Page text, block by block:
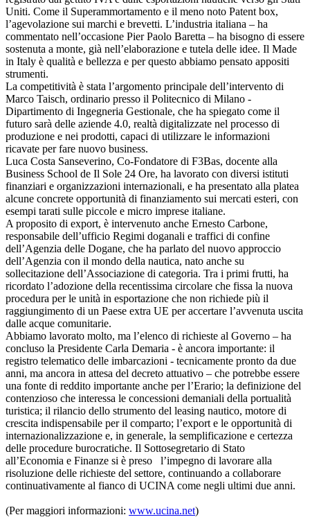
Uniti. Come il Superammortamento e il meno noto Patent box,
l’agevolazione sui marchi e brevetti. L’industria italiana – ha
commentato nell’occasione Pier Paolo Baretta – ha bisogno di essere
sostenuta a monte, già nell’elaborazione e tutela delle idee. Il Made
in Italy è qualità e bellezza e per questo abbiamo pensato appositi
strumenti.
La competitività è stata l’argomento principale dell’intervento di
Marco Taisch, ordinario presso il Politecnico di Milano -
Dipartimento di Ingegneria Gestionale, che ha spiegato come il
futuro sarà delle aziende 4.0, realtà digitalizzate nel processo di
produzione e nei prodotti, capaci di utilizzare le informazioni
ricavate per fare nuovo business.
Luca Costa Sanseverino, Co-Fondatore di F3Bas, docente alla
Business School de Il Sole 24 Ore, ha lavorato con diversi istituti
finanziari e organizzazioni internazionali, e ha presentato alla platea
alcune concrete opportunità di finanziamento sui mercati esteri, con
esempi tarati sulle piccole e micro imprese italiane.
A proposito di export, è intervenuto anche Ernesto Carbone,
responsabile dell’ufficio Regimi doganali e traffici di confine
dell’Agenzia delle Dogane, che ha parlato del nuovo approccio
dell’Agenzia con il mondo della nautica, nato anche su
sollecitazione dell’Associazione di categoria. Tra i primi frutti, ha
ricordato l’adozione della recentissima circolare che fissa la nuova
procedura per le unità in esportazione che non richiede più il
raggiungimento di un Paese extra UE per accertare l’avvenuta uscita
dalle acque comunitarie.
Abbiamo lavorato molto, ma l’elenco di richieste al Governo – ha
concluso la Presidente Carla Demaria - è ancora importante: il
registro telematico delle imbarcazioni - tecnicamente pronto da due
anni, ma ancora in attesa del decreto attuativo – che potrebbe essere
una fonte di reddito importante anche per l’Erario; la definizione del
contenzioso che interessa le concessioni demaniali della portualità
turistica; il rilancio dello strumento del leasing nautico, motore di
crescita indispensabile per il comparto; l’export e le opportunità di
internazionalizzazione e, in generale, la semplificazione e certezza
delle procedure burocratiche. Il Sottosegretario di Stato
all’Economia e Finanze si è preso l’impegno di lavorare alla
risoluzione delle richieste del settore, continuando a collaborare
continuativamente al fianco di UCINA come negli ultimi due anni.
(Per maggiori informazioni: www.ucina.net)